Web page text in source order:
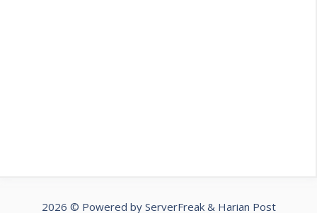
2026 © Powered by ServerFreak& Harian Post